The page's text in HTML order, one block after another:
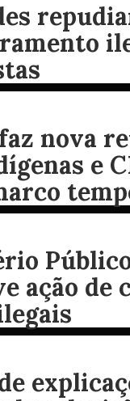
nova
e
ação de